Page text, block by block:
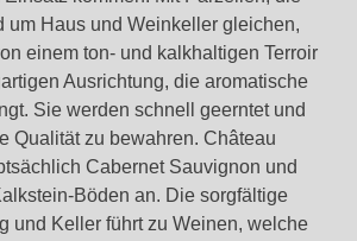
um Haus und Weinkeller gleichen,
einem ton- und kalkhaltigen Terroir
Ausrichtung, die aromatische
Sie werden schnell geerntet und
Qualität zu bewahren. Château
Cabernet Sauvignon und
Böden an. Die sorgfältige
und Keller führt zu Weinen, welche